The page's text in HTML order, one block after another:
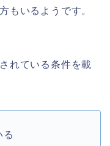
もいるようです。
れている条件を載
る